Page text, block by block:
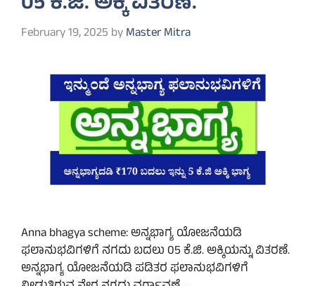
February 19, 2025 byMaster Mitra
Anna bhagya scheme: ಅನ್ನಭಾಗ್ಯ ಯೋಜನೆಯಡಿ
ಫಲಾನುಭವಿಗಳಿಗೆ ನಗದು ಬದಲು 05 ಕೆ.ಜಿ. ಅಕ್ಕಿಯನ್ನು ವಿತರಣೆ.
ಅನ್ನಭಾಗ್ಯ ಯೋಜನೆಯಡಿ ಪಡಿತರ ಫಲಾನುಭವಿಗಳಿಗೆ